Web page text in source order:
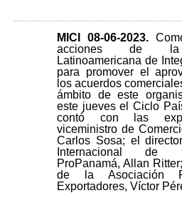
MICI 08-06-2023.
acciones de la
Latinoamericana de
para promover el
los acuerdos
ámbito de este
este jueves el Ciclo
contó con las
viceministro de
Carlos Sosa; el
Internacional de
ProPanamá, Allan
de la Asociación
Exportadores, Víctor